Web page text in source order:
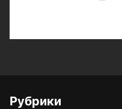
Рубрики